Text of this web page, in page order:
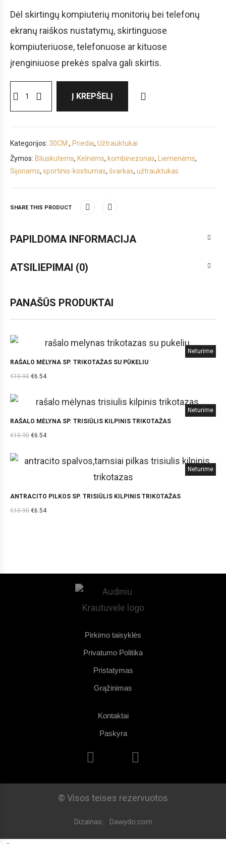
Dėl skirtingų kompiuterių monitorių bei telefonų
ekranų raiškos nustatymų, skirtinguose
kompiuteriuose, telefonuose ar kituose
įrenginiuose prekės spalva gali skirtis.
Į KREPŠELĮ
Kategorijos: 30CM. , Priedai, Užtrauktukai
Žymos: Bliuskutems, Kelnėms, kombinezonas, Liemenėms,
Sijonams, sportinis-kostiumas, švarkas, užtrauktukas
SHARE THIS PRODUCT
PAPILDOMA INFORMACIJA
ATSILIEPIMAI (0)
PANAŠŪS PRODUKTAI
Neturime
RAŠALO MĖLYNA SP. TRIKOTAŽAS SU PŪKELIU
€10.90 €6.54
Neturime
RAŠALO MĖLYNA SP. TRISIŪLIS KILPINIS TRIKOTAŽAS
€10.90 €6.54
Neturime
ANTRACITO PILKOS SP. TRISIŪLIS KILPINIS TRIKOTAŽAS
€10.90 €6.54
Pirkimo taisyklės
Privatumo Politika
Pristatymas
Grąžinimas
Kontaktai
Paskyra
© Visos teises rezervuotos
Dizainas: Dawydo.com